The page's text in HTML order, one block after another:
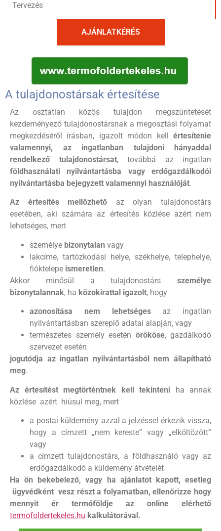
Tervezés
AJÁNLATKÉRÉS
A tulajdonostársak értesítése
Az osztatlan közös tulajdon megszüntetését
kezdeményező tulajdonostársnak a megosztási folyamat
megkezdéséről írásban, igazolt módon kell értesítenie
valamennyi, az ingatlanban tulajdoni hányaddal
rendelkező tulajdonostársat, továbbá az ingatlan
földhasználati nyilvántartásba vagy erdőgazdálkodói
nyilvántartásba bejegyzett valamennyi használóját.
Az értesítés mellőzhető az olyan tulajdonostárs
esetében, aki számára az értesítés közlése azért nem
lehetséges, mert
személye bizonytalan vagy
lakcíme, tartózkodási helye, székhelye, telephelye,
fióktelepe ismeretlen.
Akkor minősül a tulajdonostárs személye
bizonytalannak, ha közokirattal igazolt, hogy
azonosítása nem lehetséges az ingatlan
nyilvántartásban szereplő adatai alapján, vagy
természetes személy esetén örököse, gazdálkodó
szervezet esetén
jogutódja az ingatlan nyilvántartásból nem állapítható
meg.
Az értesítést megtörténtnek kell tekinteni ha annak
közlése azért hiúsul meg, mert
a postai küldemény azzal a jelzéssel érkezik vissza,
hogy a címzett „nem kereste” vagy „elköltözött”
vagy
a címzett tulajdonostárs, a földhasználó vagy az
erdőgazdálkodó a küldemény átvételét
Ha ön bekebelező, vagy ha ajánlatot kapott, esetleg
ügyvédként vesz részt a folyamatban, ellenőrizze hogy
mennyit ér termőföldje az online elérhető
termofoldertekeles.hu kalkulátorával.